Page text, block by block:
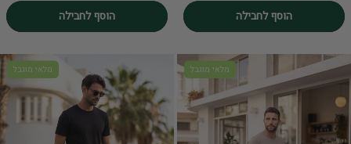
הוסף לחבילה הוסף לחבילה
מלאי מוגבל מלאי מוגבל